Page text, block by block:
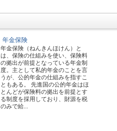
年金保険
年金保険（ねんきんほけん）と
は、保険の仕組みを使い、保険料
の拠出が前提となっている年金制
度。主として私的年金のことを言
うが、公的年金の仕組みを指すこ
ともある。 先進国の公的年金はほ
とんどが保険料の拠出を前提とす
る制度を採用しており、財源を税
のみで給...